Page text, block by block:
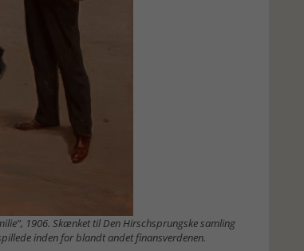
1906. Skænket til Den Hirschsprungske samling
inden for blandt andet finansverdenen.